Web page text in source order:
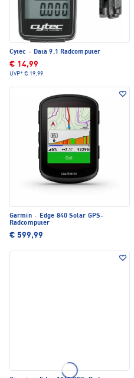
Cytec · Data 9.1 Radcomputer
€ 14,99
UVP* € 19,99
Garmin · Edge 840 Solar GPS-
Radcomputer
€ 599,99